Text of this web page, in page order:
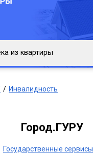
из квартиры
Инвалидность
Город.ГУРУ
Государственные сервисы